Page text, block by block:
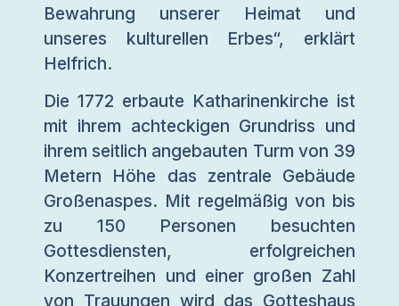
Bewahrung unserer Heimat und
unseres kulturellen Erbes“, erklärt
Helfrich.
Die 1772 erbaute Katharinenkirche ist
mit ihrem achteckigen Grundriss und
ihrem seitlich angebauten Turm von 39
Metern Höhe das zentrale Gebäude
Großenaspes. Mit regelmäßig von bis
zu 150 Personen besuchten
Gottesdiensten, erfolgreichen
Konzertreihen und einer großen Zahl
von Trauungen wird das Gotteshaus